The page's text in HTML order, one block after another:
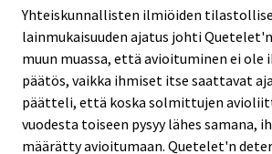
Yhteiskunnallisten ilmiöiden
lainmukaisuuden ajatus johti
muun muassa, että avioituminen ei ole
päätös, vaikka ihmiset itse saattavat
päätteli, että koska solmittujen
vuodesta toiseen pysyy lähes samana,
määrätty avioitumaan. Quetelet'n